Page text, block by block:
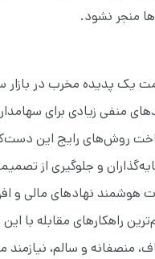
منجر نشود.
یک پدیده مخرب در بازار
منفی زیادی برای
روش‌های رایج این
و جلوگیری از
هوشمند نهادهای مالی و
راهکارهای مقابله با این
منصفانه و سالم، نیازمند